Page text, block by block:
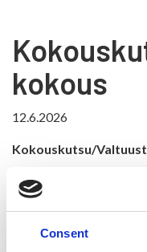
Consent
kokous
12.6.2026
Kokouskutsu/
17.6.2026 kello 18.00
Kylätalo Pyrylä,